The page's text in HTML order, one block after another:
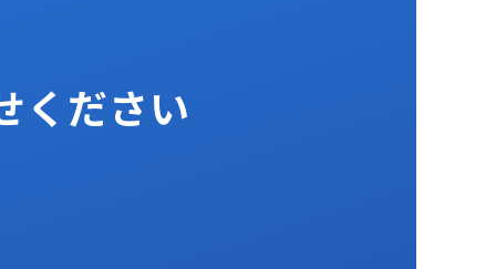
ください